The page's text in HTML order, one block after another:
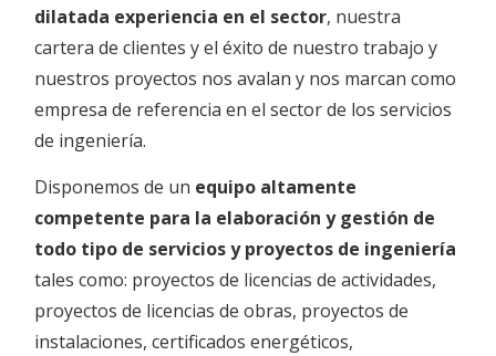
dilatada experiencia en el sector, nuestra
cartera de clientes y el éxito de nuestro trabajo y
nuestros proyectos nos avalan y nos marcan como
empresa de referencia en el sector de los servicios
de ingeniería.
Disponemos de un equipo altamente
competente para la elaboración y gestión de
todo tipo de servicios y proyectos de ingeniería
tales como: proyectos de licencias de actividades,
proyectos de licencias de obras, proyectos de
instalaciones, certificados energéticos,